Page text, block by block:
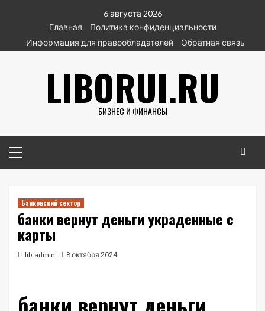
содержимому
6 августа 2026
Главная
Политика конфиденциальности
Информация для правообладателей
Обратная связь
LIBORUI.RU
БИЗНЕС И ФИНАНСЫ
меню
Банковский сектор
банки вернут деньги украденные с
карты
lib_admin 8 октября 2024